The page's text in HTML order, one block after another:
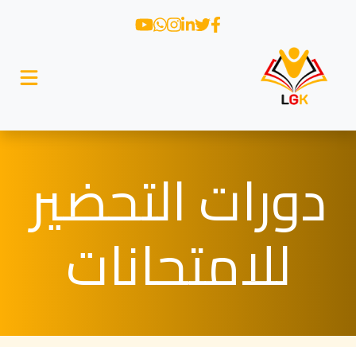
دورات التحضير
للامتحانات